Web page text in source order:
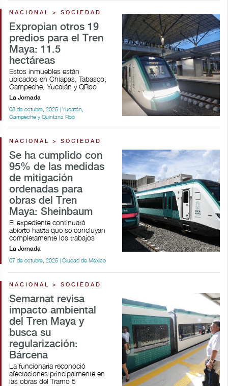
NACIONAL > SOCIEDAD
Expropian otros 19
predios para el Tren
Maya: 11.5
hectáreas
Estos inmuebles están
ubicados en Chiapas, Tabasco,
Campeche, Yucatán y QRoo
La Jornada
08 de octubre, 2025 | Yucatán,
Campeche y Quintana Roo
NACIONAL > SOCIEDAD
Se ha cumplido con
95% de las medidas
de mitigación
ordenadas para
obras del Tren
Maya: Sheinbaum
El expediente continuará
abierto hasta que se concluyan
completamente los trabajos
La Jornada
07 de octubre, 2025 | Ciudad de México
NACIONAL > SOCIEDAD
Semarnat revisa
impacto ambiental
del Tren Maya y
busca su
regularización:
Bárcena
La funcionaria reconoció
afectaciones principalmente en
las obras del Tramo 5